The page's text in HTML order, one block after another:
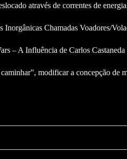
através de correntes de energia
Inorgânicas Chamadas Voadores/
– A Influência de Carlos
modificar a concepção de